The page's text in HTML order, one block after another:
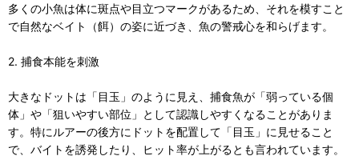
多くの小魚は体に斑点や目立つマークがあるため、それを模すこと
で自然なベイト（餌）の姿に近づき、魚の警戒心を和らげます。
2. 捕食本能を刺激
大きなドットは「目玉」のように見え、捕食魚が「弱っている個
体」や「狙いやすい部位」として認識しやすくなることがありま
す。特にルアーの後方にドットを配置して「目玉」に見せること
で、バイトを誘発したり、ヒット率が上がるとも言われています。